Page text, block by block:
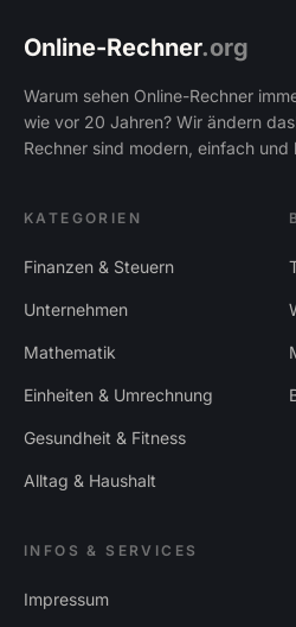
Online-Rechner.org
Warum sehen Online-Rechner
wie vor 20 Jahren? Wir ändern
Rechner sind modern, einfach und
KATEGORIEN
Finanzen & Steuern
Unternehmen
Mathematik
Einheiten & Umrechnung
Gesundheit & Fitness
Alltag & Haushalt
INFOS & SERVICES
Impressum